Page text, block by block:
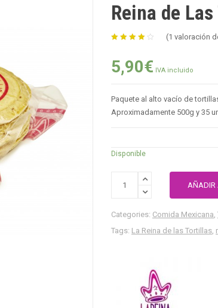
Reina de
5
(1 valoración
5,90€ IVA incluido
Paquete al alto vacío de
Aproximadamente 500g y 35
Disponible
AÑADIR
Categories: Comida Mexicana,
Tags: La Reina de las Tortillas,